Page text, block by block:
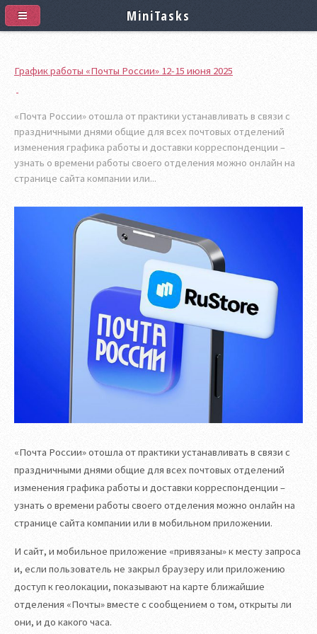
График работы «Почты России» 12-15 июня 2025
«Почта России» отошла от практики устанавливать в связи с
праздничными днями общие для всех почтовых отделений
изменения графика работы и доставки корреспонденции –
узнать о времени работы своего отделения можно онлайн на
странице сайта компании или...
«Почта России» отошла от практики устанавливать в связи с
праздничными днями общие для всех почтовых отделений
изменения графика работы и доставки корреспонденции –
узнать о времени работы своего отделения можно онлайн на
странице сайта компании или в мобильном приложении.
И сайт, и мобильное приложение «привязаны» к месту запроса
и, если пользователь не закрыл браузеру или приложению
доступ к геолокации, показывают на карте ближайшие
отделения «Почты» вместе с сообщением о том, открыты ли
они, и до какого часа.
MiniTasks